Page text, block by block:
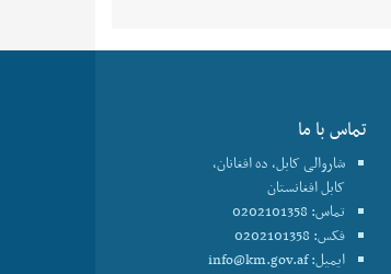
تماس با ما
شاروالی کابل، ده افغانان،
کابل افغانستان
تماس: 0202101358
فکس: 0202101358
ایمیل:info@km.gov.af